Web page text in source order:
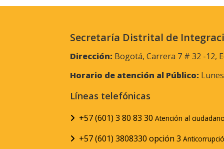
Secretaría Distrital de
Dirección: Bogotá, Carrera 7 # 32 -12,
Horario de atención al Público:
Líneas telefónicas
+57 (601) 3 80 83 30 Atención al
+57 (601) 3808330 opción 3